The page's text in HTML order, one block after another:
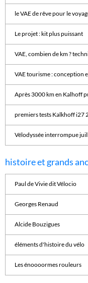
le VAE de rêve pour le
Le projet : kit plus puissant
VAE, combien de km ?
VAE tourisme : conception
Après 3000 km en Kalhoff
premiers tests Kalkhoff i27
Vélodyssée interrompue
histoire et grands
Paul de Vivie dit Vélocio
Georges Renaud
Alcide Bouzigues
éléments d'histoire du vélo
Les énoooormes rouleurs